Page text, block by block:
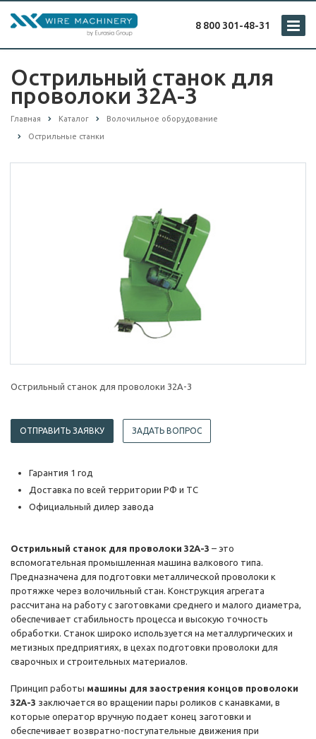
8 800 301-48-31
Острильный станок для
проволоки 32A-3
Главная Каталог Волочильное оборудование
Острильные станки
Острильный станок для проволоки 32A-3
ОТПРАВИТЬ ЗАЯВКУ ЗАДАТЬ ВОПРОС
Гарантия 1 год
Доставка по всей территории РФ и ТС
Официальный дилер завода
Острильный станок для проволоки 32A-3 – это
вспомогательная промышленная машина валкового типа.
Предназначена для подготовки металлической проволоки к
протяжке через волочильный стан. Конструкция агрегата
рассчитана на работу с заготовками среднего и малого диаметра,
обеспечивает стабильность процесса и высокую точность
обработки. Станок широко используется на металлургических и
метизных предприятиях, в цехах подготовки проволоки для
сварочных и строительных материалов.
Принцип работы машины для заострения концов проволоки
32A-3 заключается во вращении пары роликов с канавками, в
которые оператор вручную подает конец заготовки и
обеспечивает возвратно-поступательные движения при